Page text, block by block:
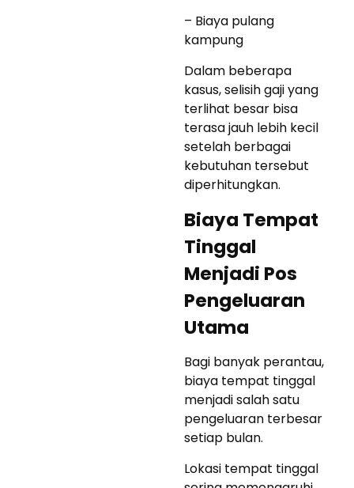
– Biaya pulang
kampung
Dalam beberapa
kasus, selisih gaji yang
terlihat besar bisa
terasa jauh lebih kecil
setelah berbagai
kebutuhan tersebut
diperhitungkan.
Biaya Tempat
Tinggal
Menjadi Pos
Pengeluaran
Utama
Bagi banyak perantau,
biaya tempat tinggal
menjadi salah satu
pengeluaran terbesar
setiap bulan.
Lokasi tempat tinggal